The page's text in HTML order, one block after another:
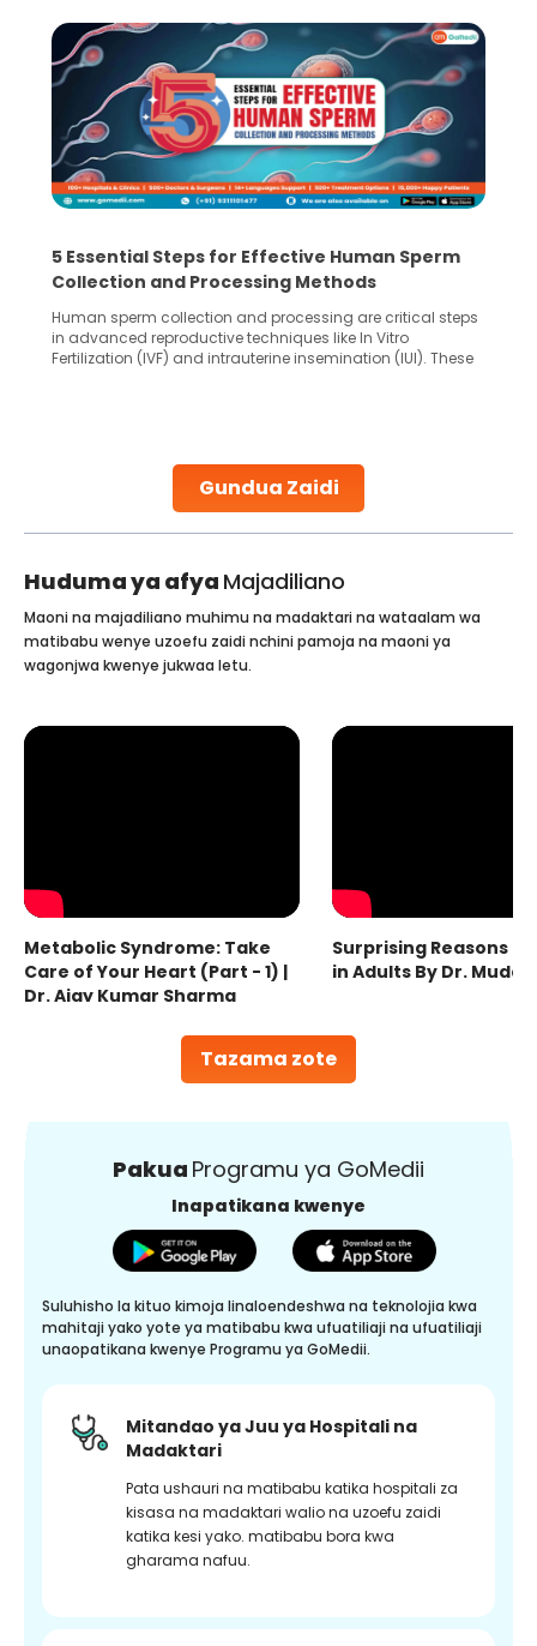
Gundua Zaidi
5 Essential Steps for Effective Human Sperm
Collection and Processing Methods
Human sperm collection and processing are critical steps
in advanced reproductive techniques like In Vitro
Fertilization (IVF) and intrauterine insemination (IUI). These
collected, they process the
Huduma ya afya Majadiliano
Tazama zote
Maoni na majadiliano muhimu na madaktari na wataalam wa
matibabu wenye uzoefu zaidi nchini pamoja na maoni ya
wagonjwa kwenye jukwaa letu.
Metabolic Syndrome: Take
Care of Your Heart (Part - 1) |
Dr. Ajay Kumar Sharma
Surprising Reasons
in Adults By Dr.
Pakua Programu ya GoMedii
Inapatikana kwenye
Suluhisho la kituo kimoja linaloendeshwa na teknolojia kwa
mahitaji yako yote ya matibabu kwa ufuatiliaji na ufuatiliaji
unaopatikana kwenye Programu ya GoMedii.
Mitandao ya Juu ya Hospitali na
Madaktari
Pata ushauri na matibabu katika hospitali za
kisasa na madaktari walio na uzoefu zaidi
katika kesi yako. matibabu bora kwa
gharama nafuu.